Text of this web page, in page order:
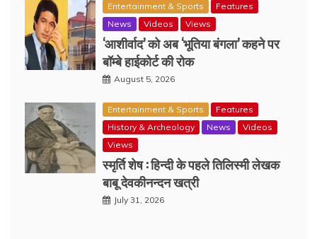
Entertainment & Sports
Features
News
Videos Views
‘आशीर्वाद’ को अब ‘भूतिया बंगला’ कहने पर
बॉम्बे हाईकोर्ट की रोक
August 5, 2026
Entertainment & Sports
Features
History & Archeology
News
Videos
Views
स्मृर्ति शेष : हिन्दी के पहले तिलिस्मी लेखक
बाबू देवकीनन्दन खत्री
July 31, 2026